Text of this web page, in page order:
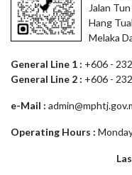
Jalan
Hang
Melaka
General Line 1 : +606 -
General Line 2 : +606 -
e-Mail :
Operating Hours :